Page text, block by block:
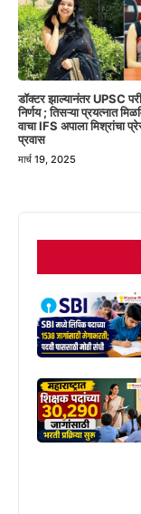
डॉक्टर झाल्यानंतर UPSC
निर्णय ; तिसऱ्या प्रयत्नात
वाचा IFS अपाला मिश्रांचा
प्रवास
मार्च 19, 2025